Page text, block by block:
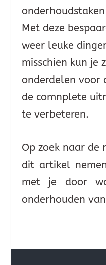
Met deze
weer leuke
misschien kun je
onderdelen voor
de comnplete
te verbeteren.
Op zoek naar de
dit artikel
met je door
onderhouden